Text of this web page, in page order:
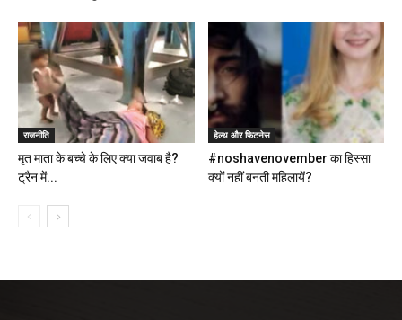
राजनीति
मृत माता के बच्चे के लिए क्या जवाब है?
ट्रैन में...
हेल्थ और फिटनेस
#noshavenovember का हिस्सा
क्यों नहीं बनती महिलायें?